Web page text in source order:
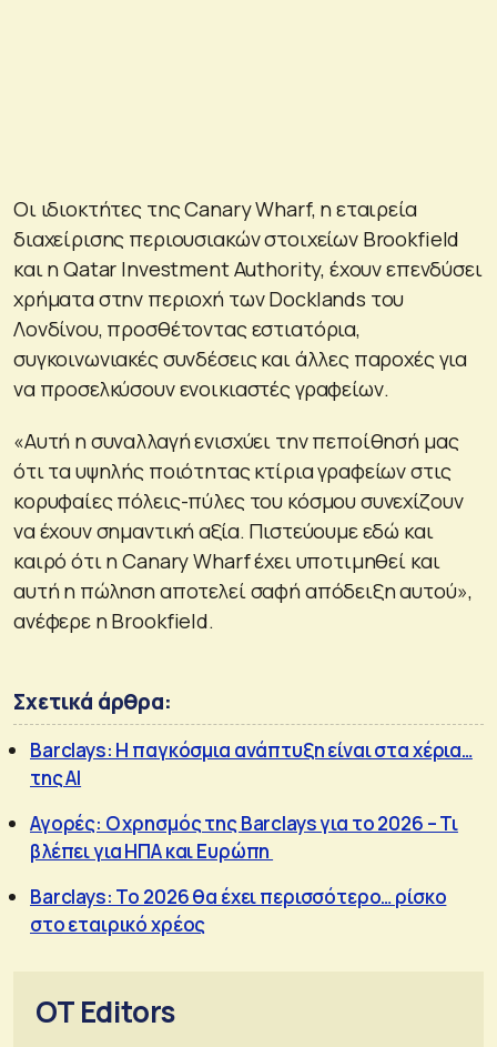
Οι ιδιοκτήτες της Canary Wharf, η εταιρεία
διαχείρισης περιουσιακών στοιχείων Brookfield
και η Qatar Investment Authority, έχουν επενδύσει
χρήματα στην περιοχή των Docklands του
Λονδίνου, προσθέτοντας εστιατόρια,
συγκοινωνιακές συνδέσεις και άλλες παροχές για
να προσελκύσουν ενοικιαστές γραφείων.
«Αυτή η συναλλαγή ενισχύει την πεποίθησή μας
ότι τα υψηλής ποιότητας κτίρια γραφείων στις
κορυφαίες πόλεις-πύλες του κόσμου συνεχίζουν
να έχουν σημαντική αξία. Πιστεύουμε εδώ και
καιρό ότι η Canary Wharf έχει υποτιμηθεί και
αυτή η πώληση αποτελεί σαφή απόδειξη αυτού»,
ανέφερε η Brookfield.
Σχετικά άρθρα:
Barclays: Η παγκόσμια ανάπτυξη είναι στα χέρια…
της ΑΙ
Αγορές: Ο χρησμός της Barclays για το 2026 – Τι
βλέπει για ΗΠΑ και Ευρώπη
Barclays: Το 2026 θα έχει περισσότερο… ρίσκο
στο εταιρικό χρέος
OT Editors